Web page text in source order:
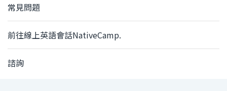
常見問題
前往線上英語會話NativeCamp.
諮詢